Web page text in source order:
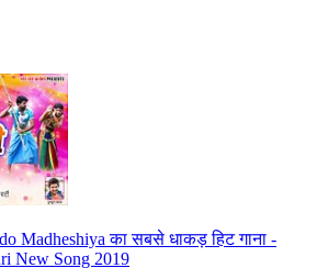
Madheshiya का सबसे धाकड़ हिट गाना -
New Song 2019